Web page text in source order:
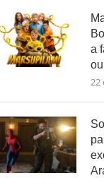
a
22